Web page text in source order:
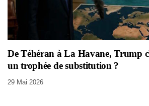
De Téhéran à La Havane, Trump
un trophée de substitution ?
29 Mai 2026